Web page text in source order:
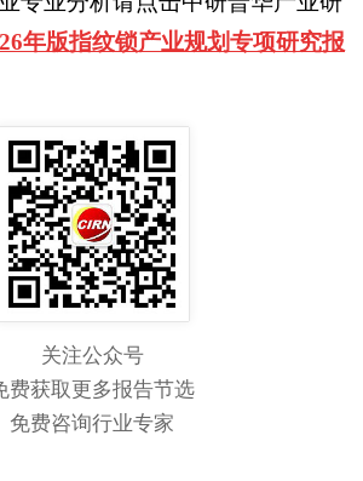
年版指纹锁产业规划专项研究报
关注公众号
费获取更多报告节选
免费咨询行业专家